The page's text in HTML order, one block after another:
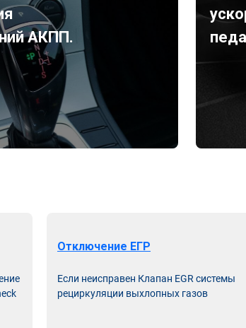
АКПП.
Отключение ЕГР
Если неисправен Клапан EGR системы
рециркуляции выхлопных газов